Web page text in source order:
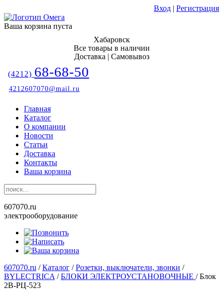
Вход | Регистрация
Ваша корзина пуста
Хабаровск
Все товары в наличии
Доставка | Самовывоз
(4212) 68-68-50
4212607070@mail.ru
Главная
Каталог
О компании
Новости
Статьи
Доставка
Контакты
Ваша корзина
607070.ru
электрооборудование
607070.ru /Каталог /Розетки, выключатели, звонки /
BYLECTRICA /БЛОКИ ЭЛЕКТРОУСТАНОВОЧНЫЕ /Блок
2В-РЦ-523